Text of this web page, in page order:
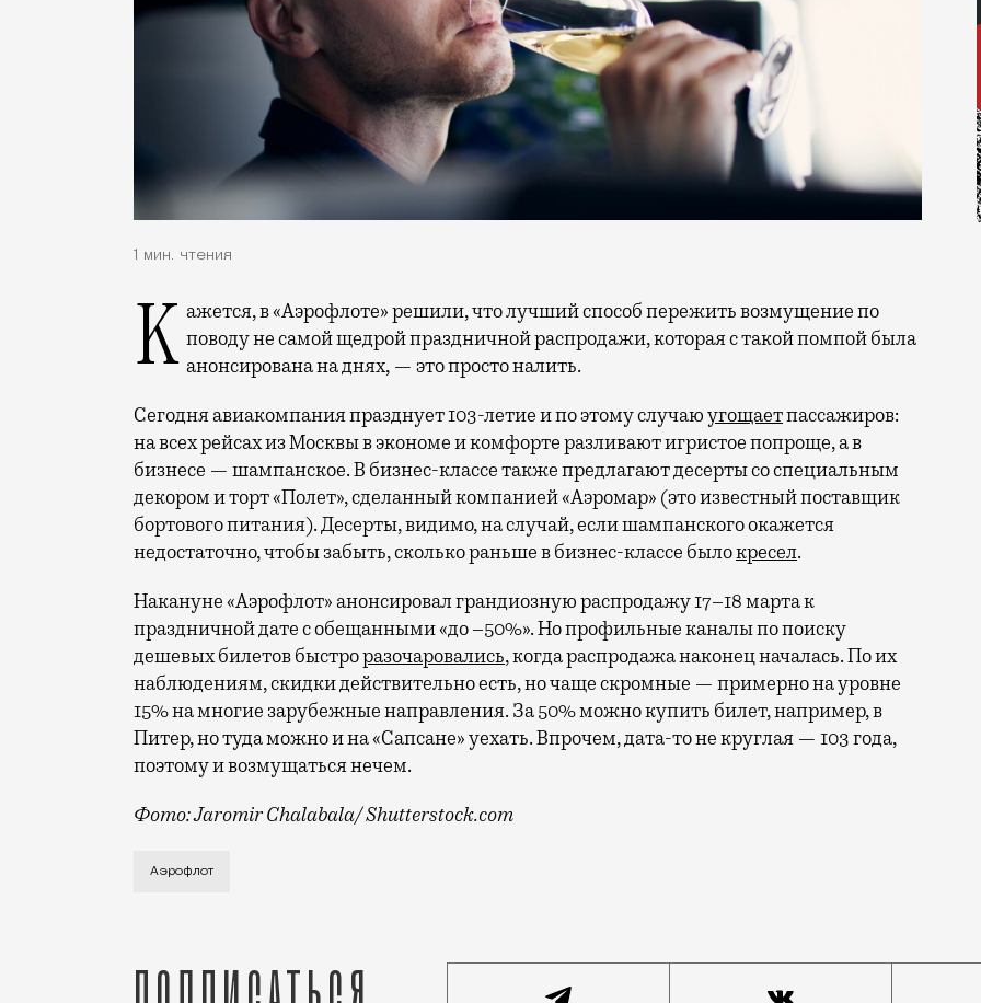
1 мин. чтения
Кажется, в «Аэрофлоте» решили, что лучший способ пережить возмущение по поводу не самой щедрой праздничной распродажи, которая с такой помпой была
анонсирована на днях, — это просто налить.
Сегодня авиакомпания празднует 103-летие и по этому случаюугощаетпассажиров:
на всех рейсах из Москвы в экономе и комфорте разливают игристое попроще, а в
бизнесе — шампанское. В бизнес-классе также предлагают десерты со специальным
декором и торт «Полет», сделанный компанией «Аэромар» (это известный поставщик
бортового питания). Десерты, видимо, на случай, если шампанского окажется
недостаточно, чтобы забыть, сколько раньше в бизнес-классе былокресел.
Накануне «Аэрофлот» анонсировал грандиозную распродажу 17–18 марта к
праздничной дате с обещанными «до –50%». Но профильные каналы по поиску
дешевых билетов быстроразочаровались, когда распродажа наконец началась. По их
наблюдениям, скидки действительно есть, но чаще скромные — примерно на уровне
15% на многие зарубежные направления. За 50% можно купить билет, например, в
Питер, но туда можно и на «Сапсане» уехать. Впрочем, дата-то не круглая — 103 года,
поэтому и возмущаться нечем.
Фото: Jaromir Chalabala/ Shutterstock.com
Кажется, в «Аэрофлоте» решили, что лучший способ пережить возмущение по поводу не
Аэрофлот